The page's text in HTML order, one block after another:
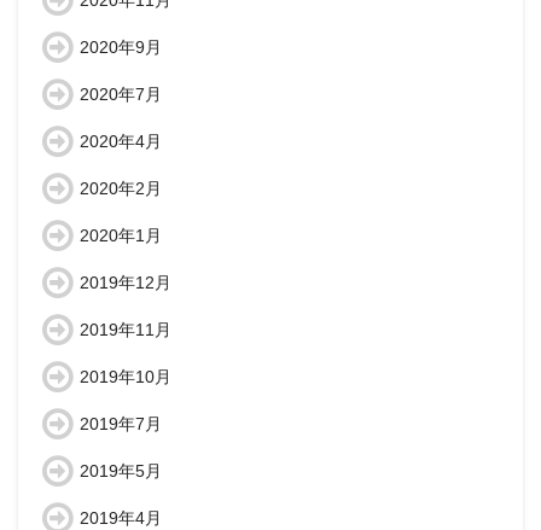
2020年9月
2020年7月
2020年4月
2020年2月
2020年1月
2019年12月
2019年11月
2019年10月
2019年7月
2019年5月
2019年4月